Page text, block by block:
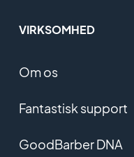
VIRKSOMHED
Om os
Fantastisk support
GoodBarber DNA